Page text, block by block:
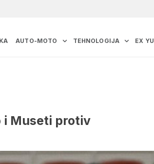
AUTO-MOTO TEHNOLOGIJA EX YU
i Museti protiv